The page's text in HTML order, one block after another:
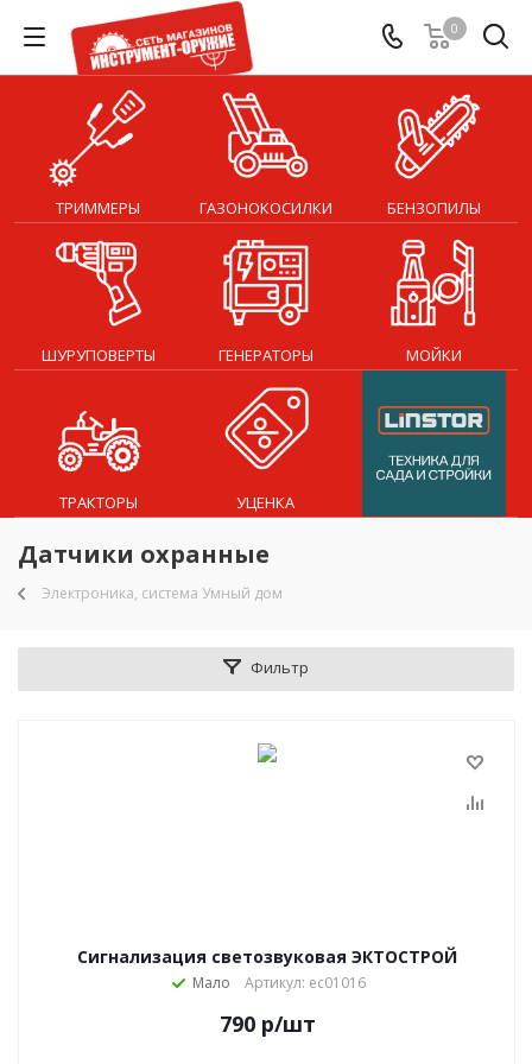
0
ТРИММЕРЫ ГАЗОНОКОСИЛКИ БЕНЗОПИЛЫ
ШУРУПОВЕРТЫ ГЕНЕРАТОРЫ МОЙКИ
ТРАКТОРЫ УЦЕНКА
Датчики охранные
Электроника, система Умный дом
Фильтр
Сигнализация светозвуковая ЭКТОСТРОЙ
Мало Артикул: ec01016
790р/шт